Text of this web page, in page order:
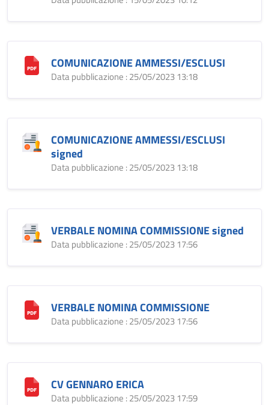
COMUNICAZIONE AMMESSI/ESCLUSI
Data pubblicazione : 25/05/2023 13:18
COMUNICAZIONE AMMESSI/ESCLUSI
signed
Data pubblicazione : 25/05/2023 13:18
VERBALE NOMINA COMMISSIONE signed
Data pubblicazione : 25/05/2023 17:56
VERBALE NOMINA COMMISSIONE
Data pubblicazione : 25/05/2023 17:56
CV GENNARO ERICA
Data pubblicazione : 25/05/2023 17:59